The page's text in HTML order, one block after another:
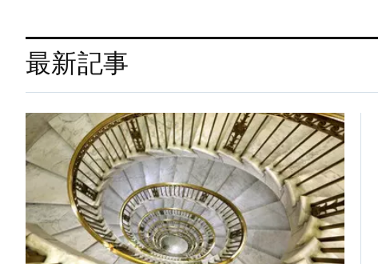
最新記事